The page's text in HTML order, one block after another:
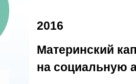
2016
Материнский
на социальную